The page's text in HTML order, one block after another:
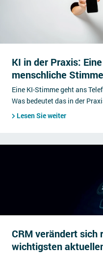
KI in der Praxis:
menschliche
Eine KI-Stimme geht ans
Was bedeutet das in der
Lesen Sie weiter
CRM verändert sich
wichtigsten